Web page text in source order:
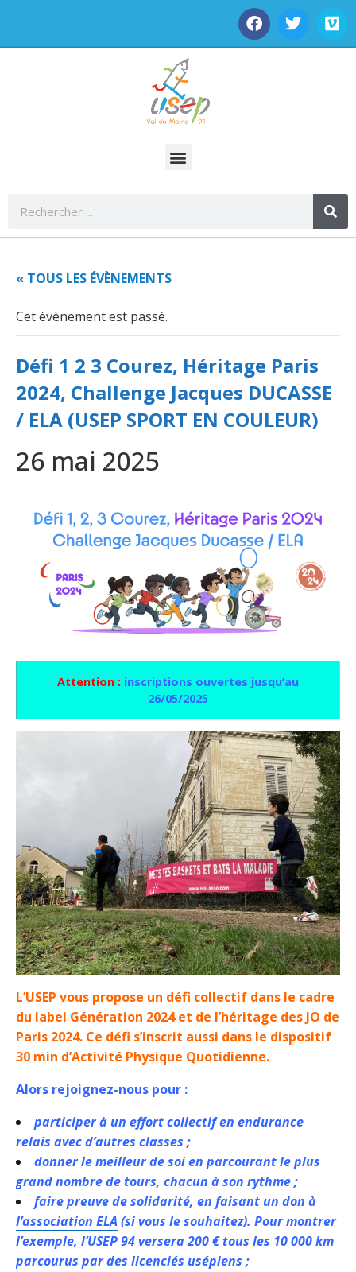
« TOUS LES ÉVÈNEMENTS
Cet évènement est passé.
Défi 1 2 3 Courez, Héritage Paris
2024, Challenge Jacques DUCASSE
/ ELA (USEP SPORT EN COULEUR)
26 mai 2025
Attention : inscriptions ouvertes jusqu’au
26/05/2025
L’USEP vous propose un défi collectif dans le cadre
du label Génération 2024 et de l’héritage des JO de
Paris 2024. Ce défi s’inscrit aussi dans le dispositif
30 min d’Activité Physique Quotidienne.
Alors rejoignez-nous pour :
participer à un effort collectif en endurance
relais avec d’autres classes ;
donner le meilleur de soi en parcourant le plus
grand nombre de tours, chacun à son rythme ;
faire preuve de solidarité, en faisant un don à
l’association ELA (si vous le souhaitez). Pour montrer
l’exemple, l’USEP 94 versera 200 € tous les 10 000 km
parcourus par des licenciés usépiens ;